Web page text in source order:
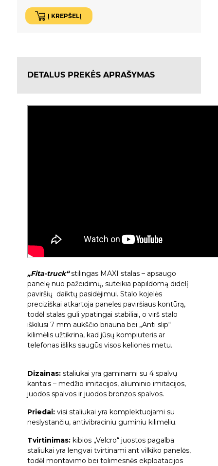
Į KREPŠELĮ
DETALUS PREKĖS APRAŠYMAS
„Fita-truck“stilingas MAXI stalas – apsaugo
panelę nuo pažeidimų, suteikia papildomą didelį
paviršių daiktų pasidėjimui. Stalo kojelės
preciziškai atkartoja panelės paviršiaus kontūrą,
todėl stalas guli ypatingai stabiliai, o virš stalo
iškilusi 7 mm aukščio briauna bei „Anti slip“
kilimėlis užtikrina, kad jūsų kompiuteris ar
telefonas išliks saugūs visos kelionės metu.
Dizainas: staliukai yra gaminami su 4 spalvų
kantais – medžio imitacijos, aliuminio imitacijos,
juodos spalvos ir juodos bronzos spalvos.
Priedai: visi staliukai yra komplektuojami su
neslystančiu, antivibraciniu guminiu kilimėliu.
Tvirtinimas: kibios „Velcro“ juostos pagalba
staliukai yra lengvai tvirtinami ant vilkiko panelės,
todėl montavimo bei tolimesnės ekploatacijos